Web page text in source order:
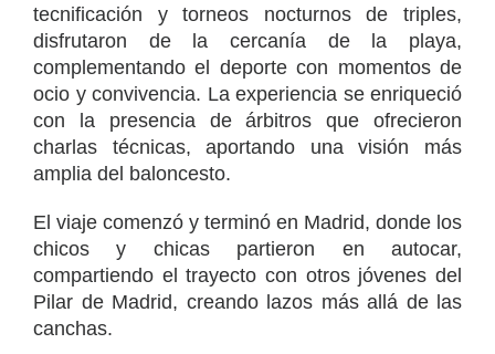
tecnificación y torneos nocturnos de triples,
disfrutaron de la cercanía de la playa,
complementando el deporte con momentos de
ocio y convivencia. La experiencia se enriqueció
con la presencia de árbitros que ofrecieron
charlas técnicas, aportando una visión más
amplia del baloncesto.
El viaje comenzó y terminó en Madrid, donde los
chicos y chicas partieron en autocar,
compartiendo el trayecto con otros jóvenes del
Pilar de Madrid, creando lazos más allá de las
canchas.